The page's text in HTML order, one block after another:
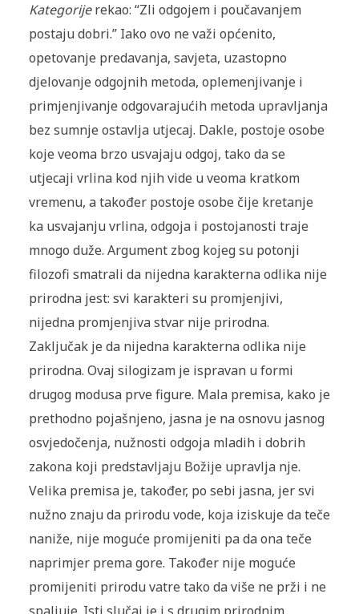
Kategorijerekao: “Zli odgojem i poučavanjem
postaju dobri.” Iako ovo ne važi općenito,
opetovanje predavanja, savjeta, uzastopno
djelovanje odgojnih metoda, oplemenjivanje i
primjenjivanje odgovarajućih metoda upravljanja
bez sumnje ostavlja utjecaj. Dakle, postoje osobe
koje veoma brzo usvajaju odgoj, tako da se
utjecaji vrlina kod njih vide u veoma kratkom
vremenu, a također postoje osobe čije kretanje
ka usvajanju vrlina, odgoja i postojanosti traje
mnogo duže. Argument zbog kojeg su potonji
filozofi smatrali da nijedna karakterna odlika nije
prirodna jest: svi karakteri su promjenjivi,
nijedna promjenjiva stvar nije prirodna.
Zaključak je da nijedna karakterna odlika nije
prirodna. Ovaj silogizam je ispravan u formi
drugog modusa prve figure. Mala premisa, kako je
prethodno pojašnjeno, jasna je na osnovu jasnog
osvjedočenja, nužnosti odgoja mladih i dobrih
zakona koji predstavljaju Božije upravlja nje.
Velika premisa je, također, po sebi jasna, jer svi
nužno znaju da prirodu vode, koja iziskuje da teče
naniže, nije moguće promijeniti pa da ona teče
naprimjer prema gore. Također nije moguće
promijeniti prirodu vatre tako da više ne prži i ne